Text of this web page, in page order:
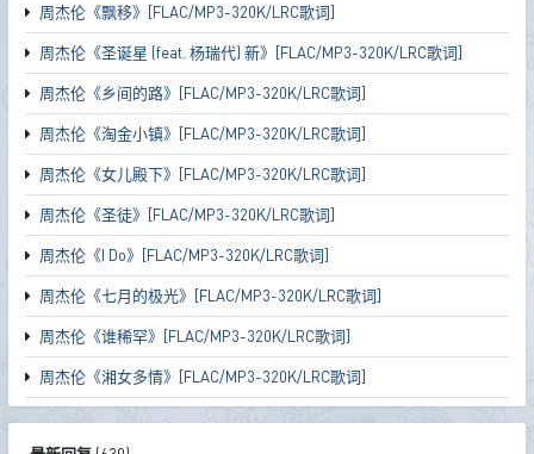
周杰伦《飘移》[FLAC/MP3-320K/LRC歌词]
周杰伦《圣诞星 (feat. 杨瑞代) 新》[FLAC/MP3-320K/LRC歌词]
周杰伦《乡间的路》[FLAC/MP3-320K/LRC歌词]
周杰伦《淘金小镇》[FLAC/MP3-320K/LRC歌词]
周杰伦《女儿殿下》[FLAC/MP3-320K/LRC歌词]
周杰伦《圣徒》[FLAC/MP3-320K/LRC歌词]
周杰伦《I Do》[FLAC/MP3-320K/LRC歌词]
周杰伦《七月的极光》[FLAC/MP3-320K/LRC歌词]
周杰伦《谁稀罕》[FLAC/MP3-320K/LRC歌词]
周杰伦《湘女多情》[FLAC/MP3-320K/LRC歌词]